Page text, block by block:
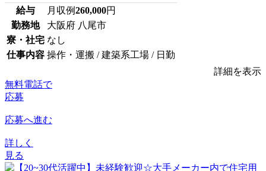
給与 月収例260,000円
勤務地
大阪府 八尾市
寮・社宅 なし
仕事内容 操作・運搬 / 建築系工場 / 日勤
詳細を表示
無料電話で
応募
応募へ進む
詳しく
見る